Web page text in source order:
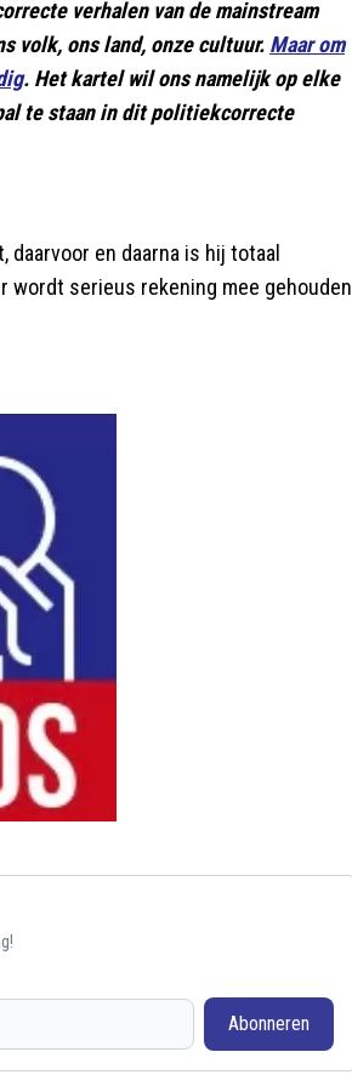
verhalen van de mainstream
volk, ons land, onze cultuur. Maar om
. Het kartel wil ons namelijk op elke
te staan in dit politiekcorrecte
en daarna is hij totaal
wordt serieus rekening mee gehouden
Abonneren